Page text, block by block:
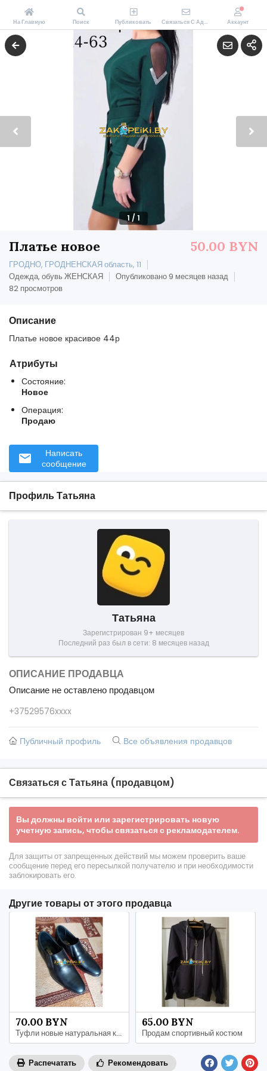
1 / 1
50.00 BYN
Платье новое
ГРОДНО, ГРОДНЕНСКАЯ область, 11
Одежда, обувь ЖЕНСКАЯ
Опубликовано 9 месяцев назад
82 просмотров
Описание
Платье новое красивое 44р
Атрибуты
Состояние:
Новое
Операция:
Продаю
Написать
сообщение
Профиль Татьяна
Татьяна
Зарегистрирован 9+ месяцев
Последний раз был в сети: 8 месяцев назад
ОПИСАНИЕ ПРОДАВЦА
Описание не оставлено продавцом
+37529576xxxx
Публичный профиль Все объявления продавцов
Связаться с Татьяна (продавцом)
Вы должны войти или зарегистрировать новую
учетную запись, чтобы связаться с рекламодателем.
Для защиты от запрещенных действий мы можем проверить ваше
сообщение перед его пересылкой получателю и при необходимости
заблокировать его.
Другие товары от этого продавца
70.00 BYN
Туфли новые натуральная кожа
65.00 BYN
Продам спортивный костюм
Распечатать Рекомендовать
На Главную Поиск Публиковать Связаться С Администрацией Zakopeiki.by Аккаунт